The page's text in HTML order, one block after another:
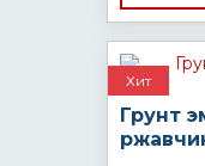
Хит
Грунт